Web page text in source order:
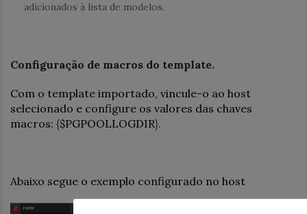
adicionados à lista de modelos.
Configuração de macros do template.
Com o template importado, vincule-o ao host
selecionado e configure os valores das chaves
macros: {$PGPOOLLOGDIR}.
Abaixo segue o exemplo configurado no host